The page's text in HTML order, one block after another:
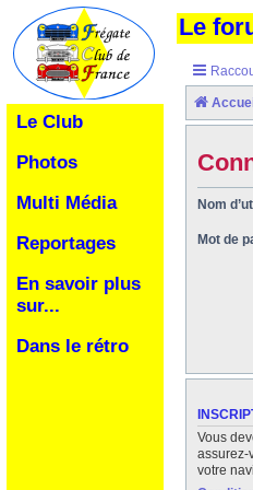
Le Club
Photos
Multi Média
Reportages
En savoir plus
sur...
Dans le rétro
Le
Nom
Mot de
Vous
assurez-
votre